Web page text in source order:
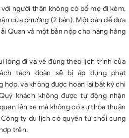
người thân không có bố mẹ đi kèm,
của phường (2 bản). Một bản để đưa
Quan và một bản nộp cho hãng hàng
lòng đi và về đúng theo lịch trình của
tách đoàn sẽ bị áp dụng phạt
hợp, và không được hoàn lại bất kỳ chi
khách không được tự động nhận
lên xe mà không có sự thỏa thuận
ty du lịch có quyền từ chối cung
trên.